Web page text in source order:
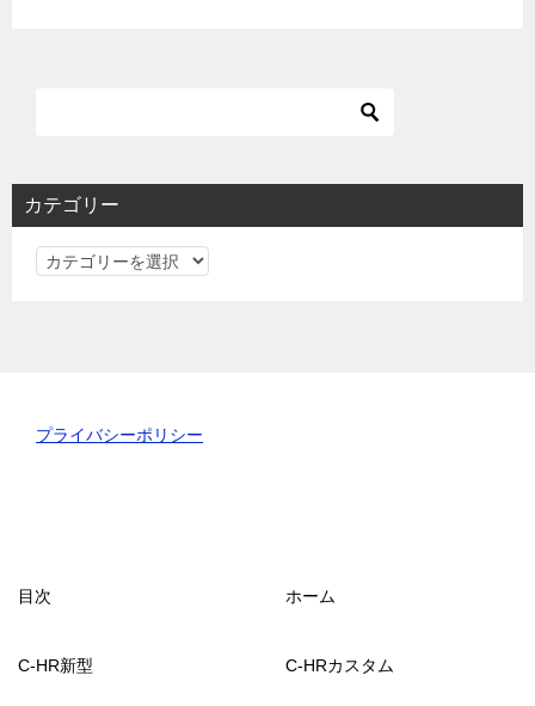
カテゴリー
カ
プライバシーポリシー
目次 ホーム
C-HR新型 C-HRカスタム